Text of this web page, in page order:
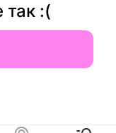
так :(